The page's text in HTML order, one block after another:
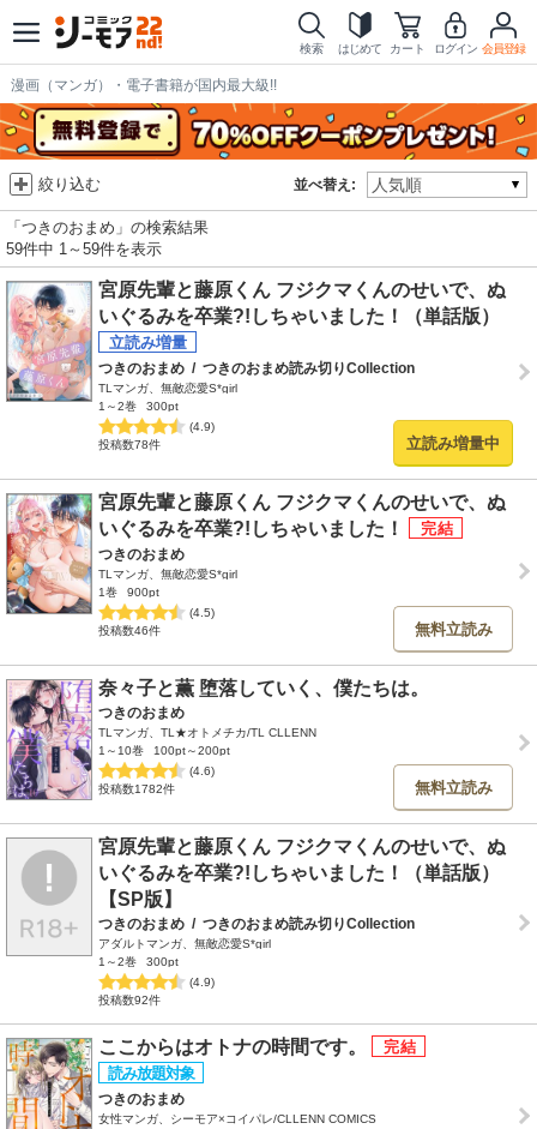
検索 はじめて カート ログイン 会員登録
漫画（マンガ）・電子書籍が国内最大級!!
並べ替え:
絞り込む
「つきのおまめ」の検索結果
59件中 1～59件を表示
宮原先輩と藤原くん フジクマくんのせいで、ぬ
いぐるみを卒業?!しちゃいました！（単話版）
つきのおまめ / つきのおまめ読み切りCollection
TLマンガ、無敵恋愛S*girl
1～2巻
300pt
(4.9)
投稿数78件
立読み増量中
宮原先輩と藤原くん フジクマくんのせいで、ぬ
いぐるみを卒業?!しちゃいました！
つきのおまめ
TLマンガ、無敵恋愛S*girl
1巻
900pt
(4.5)
投稿数46件
無料立読み
奈々子と薫 堕落していく、僕たちは。
つきのおまめ
TLマンガ、TL★オトメチカ/TL CLLENN
1～10巻
100pt～200pt
(4.6)
投稿数1782件
無料立読み
宮原先輩と藤原くん フジクマくんのせいで、ぬ
いぐるみを卒業?!しちゃいました！（単話版）
【SP版】
つきのおまめ / つきのおまめ読み切りCollection
アダルトマンガ、無敵恋愛S*girl
1～2巻
300pt
(4.9)
投稿数92件
ここからはオトナの時間です。
つきのおまめ
女性マンガ、シーモア×コイパレ/CLLENN COMICS